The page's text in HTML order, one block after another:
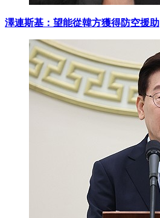
澤連斯基：望能從韓方獲得防空援助